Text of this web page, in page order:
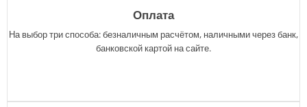
Оплата
На выбор три способа: безналичным расчётом, наличными через банк,
банковской картой на сайте.